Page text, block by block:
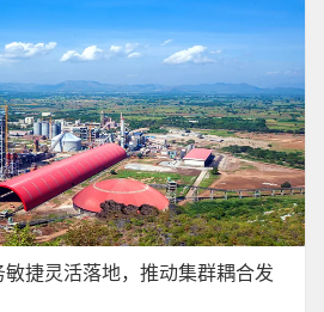
捷灵活落地，推动集群耦合发